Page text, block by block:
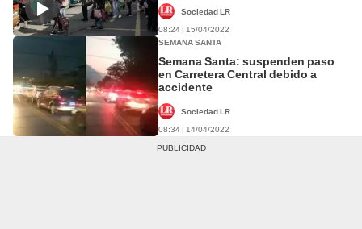
Sociedad LR
08:24 | 15/04/2022
SEMANA SANTA
Semana Santa: suspenden paso
en Carretera Central debido a
accidente
Sociedad LR
08:34 | 14/04/2022